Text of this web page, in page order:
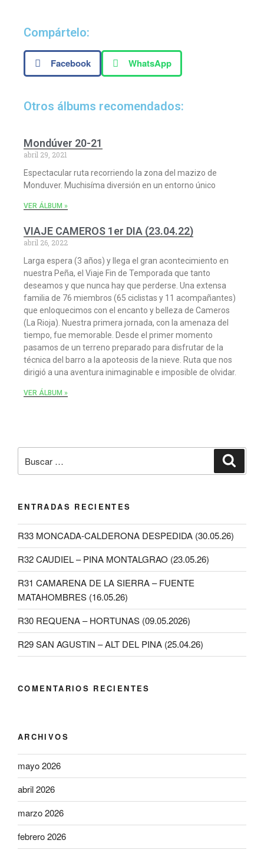
Compártelo:
Facebook WhatsApp
Otros álbums recomendados:
Mondúver 20-21
abril 29, 2021
Espectacular ruta recorriendo la zona del mazizo de
Monduver. Muchisíma diversión en un entorno único
VER ÁLBUM »
VIAJE CAMEROS 1er DIA (23.04.22)
abril 26, 2022
Larga espera (3 años) y llega el gran acontecimiento en
nuestra Peña, el Viaje Fin de Temporada que tanto
deseamos y que nunca hay que perderse. Una extensa
familia de 76 miembros (65 ciclistas y 11 acompañantes)
que enloquecimos con el encanto y belleza de Cameros
(La Rioja). Nuestra primera jornada, con la amenaza del
tiempo, fue memorable. Desde el primer momento
pasamos de un terreno preparado para disfrutar de la
técnica del barro a la apoteosis de la nieve. Ruta que nos
dirigió a una aventura inimaginable e imposible de olvidar.
VER ÁLBUM »
ENTRADAS RECIENTES
R33 MONCADA-CALDERONA DESPEDIDA (30.05.26)
R32 CAUDIEL – PINA MONTALGRAO (23.05.26)
R31 CAMARENA DE LA SIERRA – FUENTE
MATAHOMBRES (16.05.26)
R30 REQUENA – HORTUNAS (09.05.2026)
R29 SAN AGUSTIN – ALT DEL PINA (25.04.26)
COMENTARIOS RECIENTES
ARCHIVOS
mayo 2026
abril 2026
marzo 2026
febrero 2026